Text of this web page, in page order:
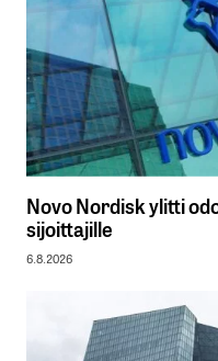
Novo Nordisk ylitti
sijoittajille
6.8.2026